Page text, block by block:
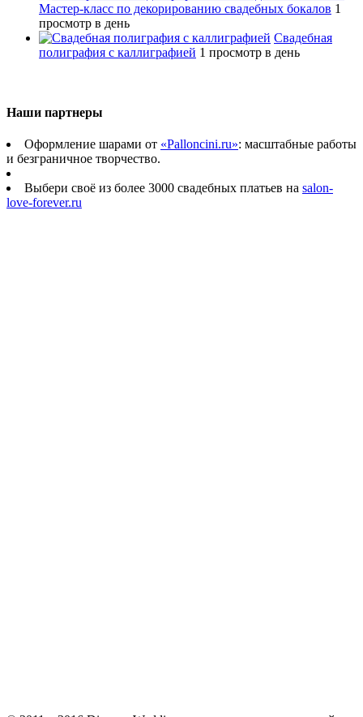
Мастер-класс по декорированию свадебных бокалов 1
просмотр в день
Свадебная
полиграфия с каллиграфией 1 просмотр в день
Наши партнеры
Оформление шарами от «Palloncini.ru»: масштабные работы
и безграничное творчество.
Выбери своё из более 3000 свадебных платьев на salon-
love-forever.ru